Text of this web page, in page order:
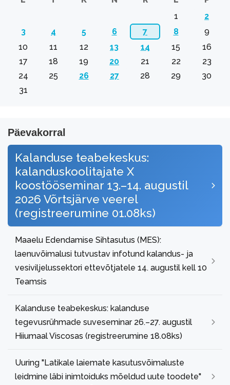
1
2
3
4 5 6 7 8
9
10
11 12 13 14 15
16
17
18 19 20 21 22
23
24
25 26 27 28 29
30
31
Päevakorral
Kalanduse teabekeskus:
kalanduskoolitajate X
koostööseminar 13.–14. augustil
2026 Võrtsjärve veerel
(registreerumine 01.08ks)
Maaelu Edendamise Sihtasutus (MES):
laenuvõimalusi tutvustav infotund kalandus- ja
vesiviljelussektori ettevõtjatele 14. augustil kell 10
Teamsis
Kalanduse teabekeskus: kalanduse
tegevusrühmade suveseminar 26.–27. augustil
Hiiumaal Viscosas (registreerumine 18.08ks)
Uuring "Latikale laiemate kasutusvõimaluste
leidmine läbi inimtoiduks mõeldud uute toodete"